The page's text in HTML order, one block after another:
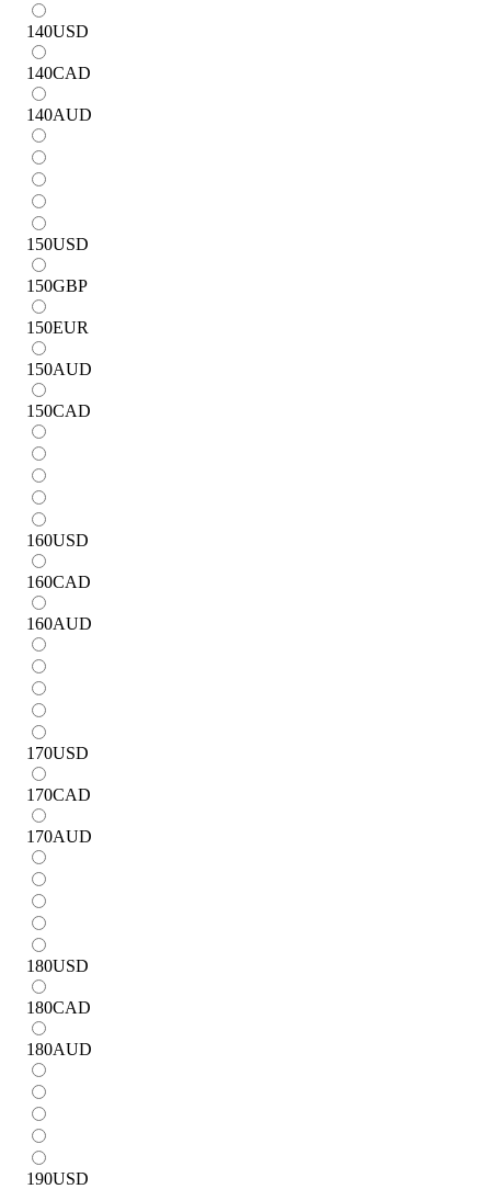
140USD
140CAD
140AUD
150USD
150GBP
150EUR
150AUD
150CAD
160USD
160CAD
160AUD
170USD
170CAD
170AUD
180USD
180CAD
180AUD
190USD